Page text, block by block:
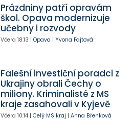
Prázdniny patří opravám
škol. Opava modernizuje
učebny i rozvody
Včera 18:13 | Opava | Yvona Fajtová
Falešní investiční poradci z
Ukrajiny obrali Čechy o
miliony. Kriminalisté z MS
kraje zasahovali v Kyjevě
Včera 10:14| Celý MS kraj | Anna Břenková